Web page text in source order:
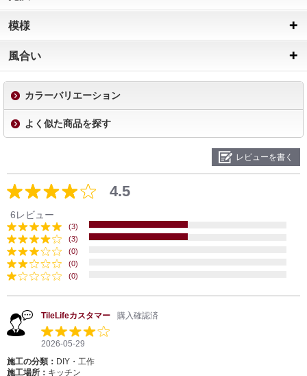
模様
風合い
カラーバリエーション
よく似た商品を探す
レビューを書く
4.5
6レビュー
(3)
(3)
(0)
(0)
(0)
TileLifeカスタマー 購入確認済
2026-05-29
施工の分類： DIY・工作
施工場所： キッチン